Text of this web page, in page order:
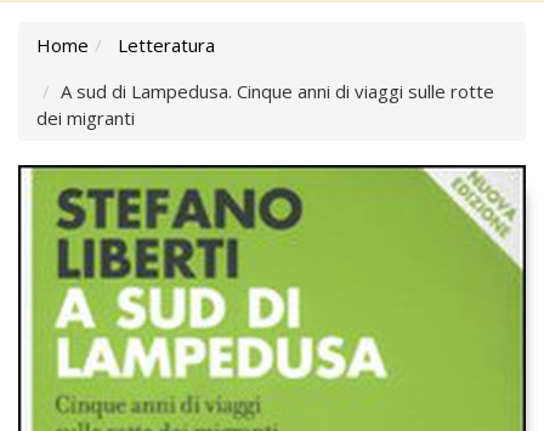
Home
Letteratura
A sud di Lampedusa. Cinque anni di viaggi sulle rotte
dei migranti